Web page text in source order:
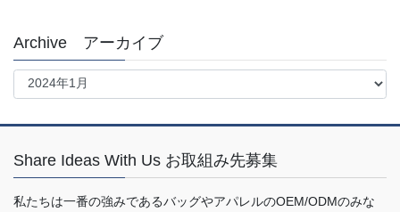
Archive アーカイブ
Archive
カ
ブ
Share Ideas With Us お取組み先募集
私たちは一番の強みであるバッグやアパレルのOEM/ODMのみな